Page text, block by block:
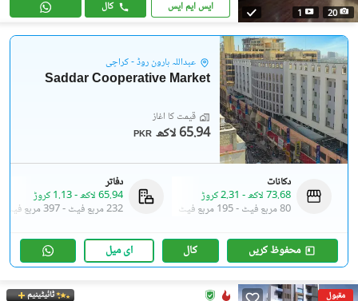
20
1 ایس ایم ایس کال
عبداللہ ہارون روڈ - کراچی
Saddar Cooperative Market
قیمت کا آغاز
PKR 65.94 لاکھ
دکانات
73.68 لاکھ
- 2.31 کروڑ
80 مربع فیٹ
-195 مربع فیٹ
دفاتر
65.94 لاکھ
-1.13 کروڑ
232 مربع فیٹ
-397 مربع فیٹ
محفوظ کریں کال ای میل
مقبول ٹائیٹینیم